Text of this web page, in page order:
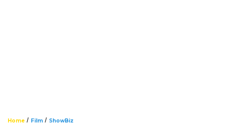
Home / Film / ShowBiz